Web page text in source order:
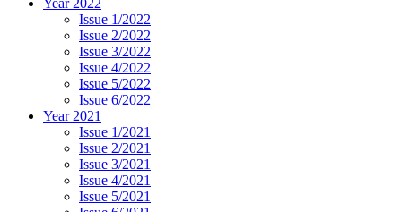
Issue 1/2022
Issue 2/2022
Issue 3/2022
Issue 4/2022
Issue 5/2022
Issue 6/2022
Year 2021
Issue 1/2021
Issue 2/2021
Issue 3/2021
Issue 4/2021
Issue 5/2021